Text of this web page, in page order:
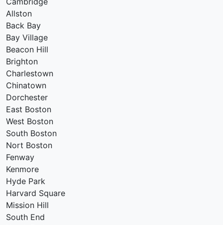
Allston
Back Bay
Bay Village
Beacon Hill
Brighton
Charlestown
Chinatown
Dorchester
East Boston
West Boston
South Boston
Nort Boston
Fenway
Kenmore
Hyde Park
Harvard Square
Mission Hill
South End